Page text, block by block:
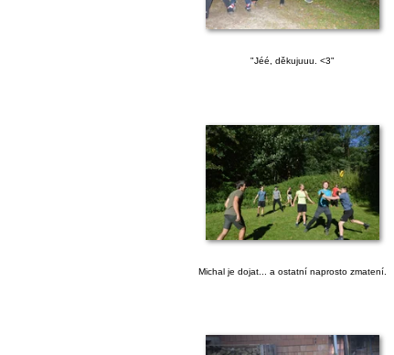
"Jéé, děkujuuu. <3"
Michal je dojat... a ostatní naprosto zmatení.